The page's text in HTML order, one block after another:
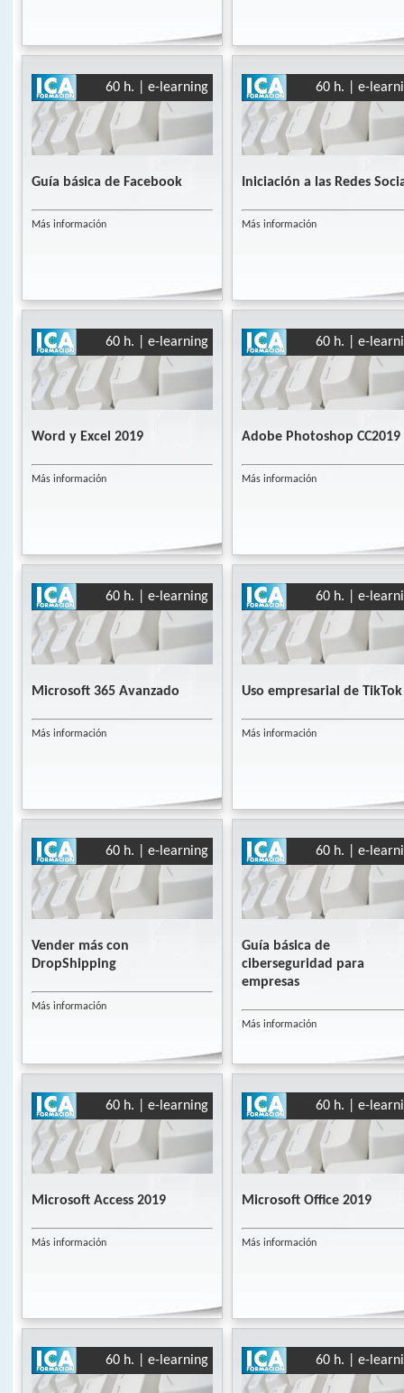
60 h. | e-learning
Guía básica de Facebook
Más información
60 h. | e-
Iniciación a las Redes
Más información
60 h. | e-learning
Word y Excel 2019
Más información
60 h. | e-
Adobe Photoshop CC2019
Más información
60 h. | e-learning
Microsoft 365 Avanzado
Más información
60 h. | e-
Uso empresarial de TikTok
Más información
60 h. | e-learning
Vender más con
DropShipping
Más información
60 h. | e-
Guía básica de
ciberseguridad para
empresas
Más información
60 h. | e-learning
Microsoft Access 2019
Más información
60 h. | e-
Microsoft Office 2019
Más información
60 h. | e-learning 60 h. | e-